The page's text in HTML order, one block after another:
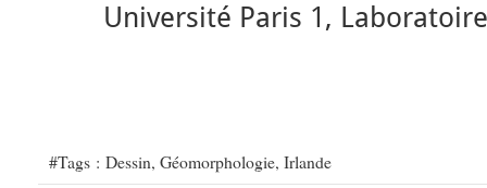
Université Paris 1,
#Tags : Dessin, Géomorphologie, Irlande